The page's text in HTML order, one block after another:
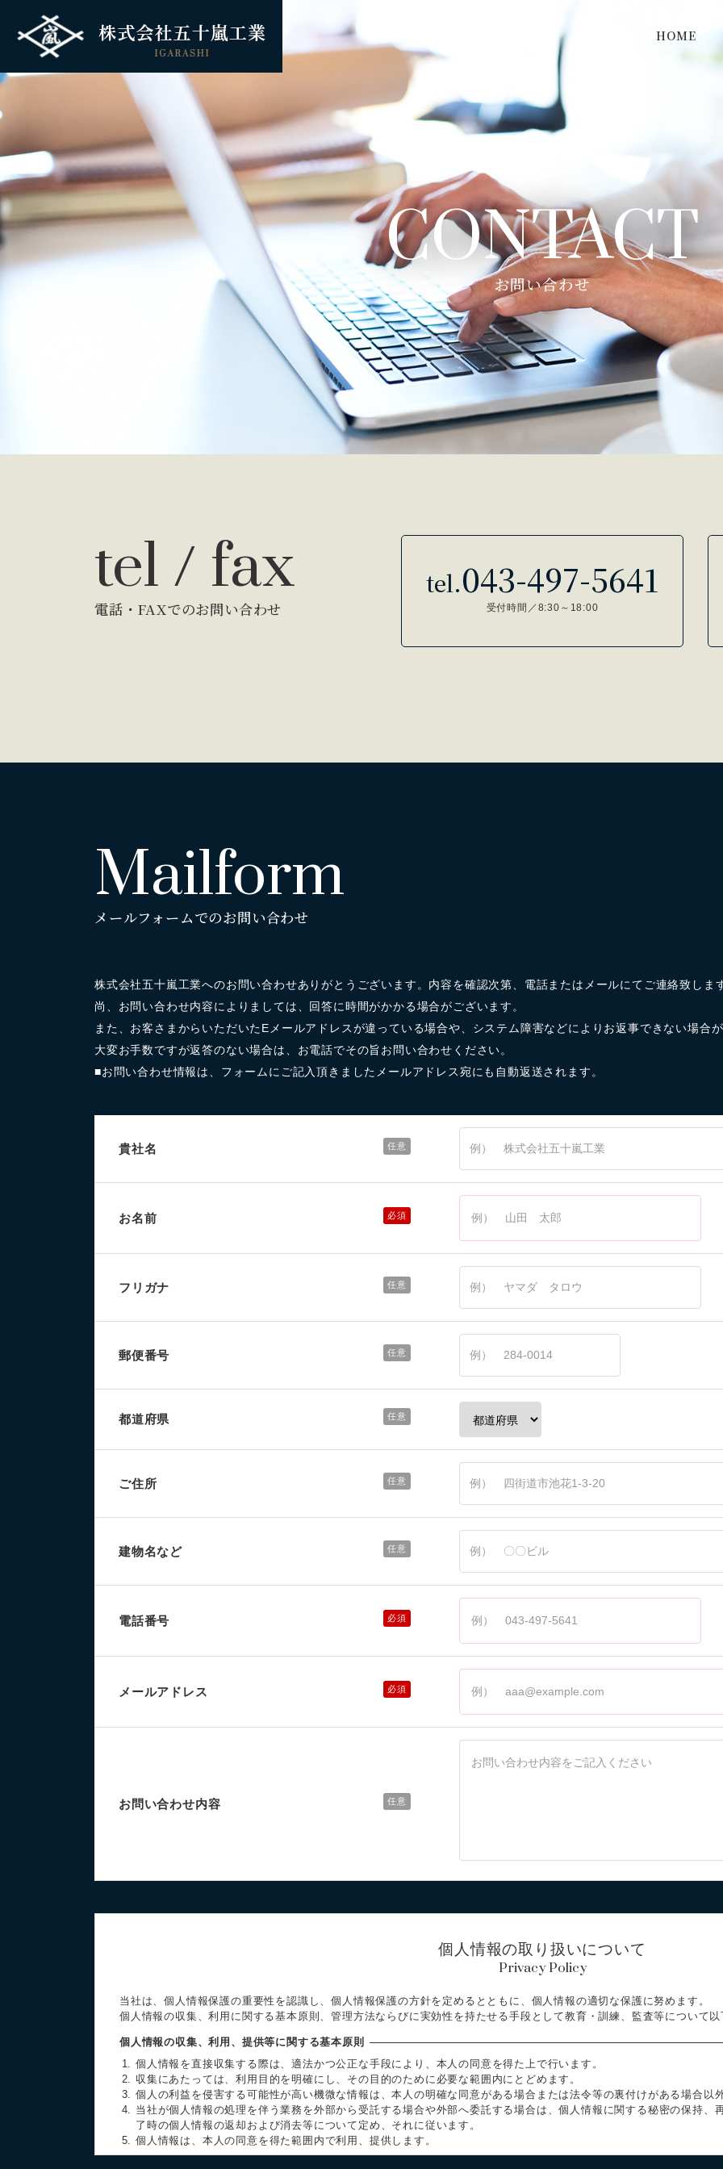
HOME
CONTACT
お問い合わせ
tel / fax
電話・FAXでのお問い合わせ
tel.043-497-5641
受付時間／8:30～18:00
Mailform
メールフォームでのお問い合わせ
株式会社五十嵐工業へのお問い合わせありがとうございます。内容を確認次第、電話またはメールにてご連絡致しま
尚、お問い合わせ内容によりましては、回答に時間がかかる場合がございます。
また、お客さまからいただいたEメールアドレスが違っている場合や、システム障害などによりお返事できない場合が
大変お手数ですが返答のない場合は、お電話でその旨お問い合わせください。
■お問い合わせ情報は、フォームにご記入頂きましたメールアドレス宛にも自動返送されます。
貴社名
お名前
フリガナ
郵便番号
都道府県
ご住所
建物名など
電話番号
メールアドレス
お問い合わせ内容
個人情報の取り扱いについて
Privacy Policy
当社は、個人情報保護の重要性を認識し、個人情報保護の方針を定めるとともに、個人情報の適切な保護に努めます。
個人情報の収集、利用に関する基本原則、管理方法ならびに実効性を持たせる手段として教育・訓練、監査等について以
個人情報の収集、利用、提供等に関する基本原則
個人情報を直接収集する際は、適法かつ公正な手段により、本人の同意を得た上で行います。
収集にあたっては、利用目的を明確にし、その目的のために必要な範囲内にとどめます。
個人の利益を侵害する可能性が高い機微な情報は、本人の明確な同意がある場合または法令等の裏付けがある場合以
当社が個人情報の処理を伴う業務を外部から受託する場合や外部へ委託する場合は、個人情報に関する秘密の保持、
了時の個人情報の返却および消去等について定め、それに従います。
個人情報は、本人の同意を得た範囲内で利用、提供します。